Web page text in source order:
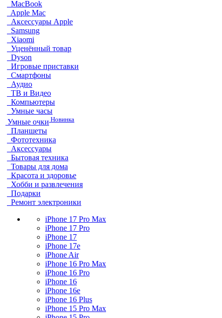
MacBook
Apple Mac
Аксессуары Apple
Samsung
Xiaomi
Уценённый товар
Dyson
Игровые приставки
Смартфоны
Аудио
ТВ и Видео
Компьютеры
Умные часы
Умные очки Новинка
Планшеты
Фототехника
Аксессуары
Бытовая техника
Товары для дома
Красота и здоровье
Хобби и развлечения
Подарки
Ремонт электроники
iPhone 17 Pro Max
iPhone 17 Pro
iPhone 17
iPhone 17e
iPhone Air
iPhone 16 Pro Max
iPhone 16 Pro
iPhone 16
iPhone 16e
iPhone 16 Plus
iPhone 15 Pro Max